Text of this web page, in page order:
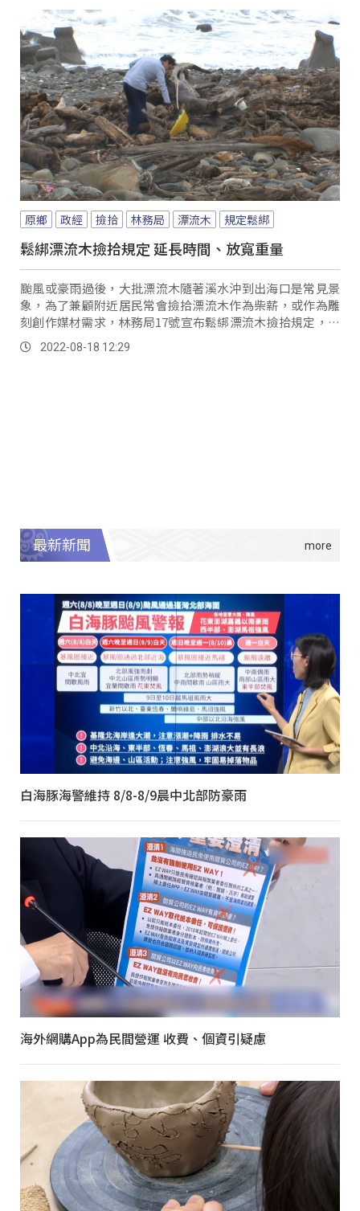
原鄉 政經 撿拾 林務局 漂流木 規定鬆綁
鬆綁漂流木撿拾規定 延長時間、放寬重量
颱風或豪雨過後，大批漂流木隨著溪水沖到出海口是常見景
象，為了兼顧附近居民常會撿拾漂流木作為柴薪，或作為雕
刻創作媒材需求，林務局17號宣布鬆綁漂流木撿拾規定，今
年5月修訂撿拾時間，從原本一個月，延長為從指定日到下次
颱風警報或豪雨特報為止，而109年修訂規模不論是否為貴
2022-08-18 12:29
最新新聞
白海豚海警維持 8/8-8/9晨中北部防豪雨
海外網購App為民間營運 收費、個資引疑慮